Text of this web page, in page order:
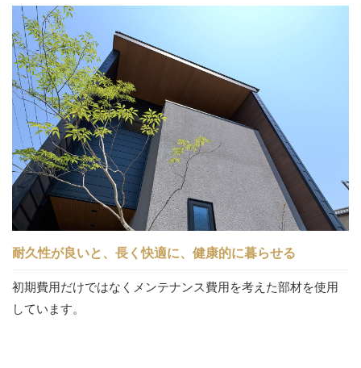
耐久性が良いと、長く快適に、健康的に暮らせる
初期費用だけではなくメンテナンス費用を考えた部材を使用
しています。